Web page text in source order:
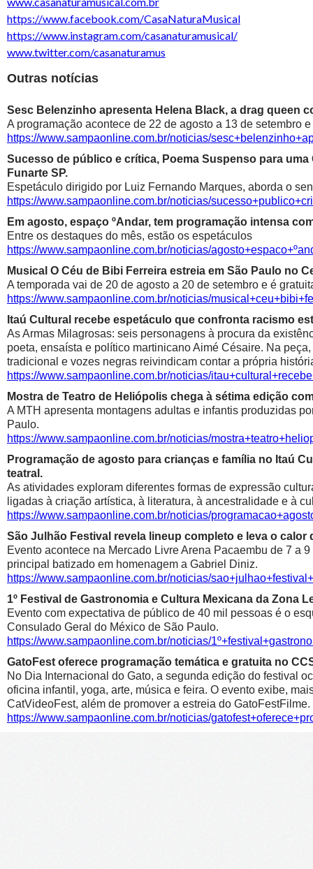
https://www.facebook.com/CasaNaturaMusical
https://www.instagram.com/casanaturamusical/
www.twitter.com/casanaturamus
Outras notícias
Sesc Belenzinho apresenta Helena Black, a drag queen
A programação acontece de 22 de agosto a 13 de setembro
https://www.sampaonline.com.br/noticias/
Sucesso de público e crítica, Poema Suspenso para
Funarte SP.
Espetáculo dirigido por Luiz Fernando Marques, aborda o
https://www.sampaonline.com.br/noticias/
Em agosto, espaço ºAndar, tem programação intensa
Entre os destaques do mês, estão os espetáculos
https://www.sampaonline.com.br/noticias/
Musical O Céu de Bibi Ferreira estreia em São Paulo no
A temporada vai de 20 de agosto a 20 de setembro e é
https://www.sampaonline.com.br/noticias/
Itaú Cultural recebe espetáculo que confronta racismo
As Armas Milagrosas: seis personagens à procura da
poeta, ensaísta e político martinicano Aimé Césaire. Na
tradicional e vozes negras reivindicam contar a própria
https://www.sampaonline.com.br/noticias/
Mostra de Teatro de Heliópolis chega à sétima edição
A MTH apresenta montagens adultas e infantis produzidas
Paulo.
https://www.sampaonline.com.br/noticias/
Programação de agosto para crianças e família no Itaú
teatral.
As atividades exploram diferentes formas de expressão
ligadas à criação artística, à literatura, à ancestralidade e à
https://www.sampaonline.com.br/noticias/
São Julhão Festival revela lineup completo e leva o calor
Evento acontece na Mercado Livre Arena Pacaembu de 7 a
principal batizado em homenagem a Gabriel Diniz.
https://www.sampaonline.com.br/noticias/
1º Festival de Gastronomia e Cultura Mexicana da Zona
Evento com expectativa de público de 40 mil pessoas é o
Consulado Geral do México de São Paulo.
https://www.sampaonline.com.br/noticias/
GatoFest oferece programação temática e gratuita no
No Dia Internacional do Gato, a segunda edição do festival
oficina infantil, yoga, arte, música e feira. O evento exibe,
CatVideoFest, além de promover a estreia do GatoFestFilme.
https://www.sampaonline.com.br/noticias/